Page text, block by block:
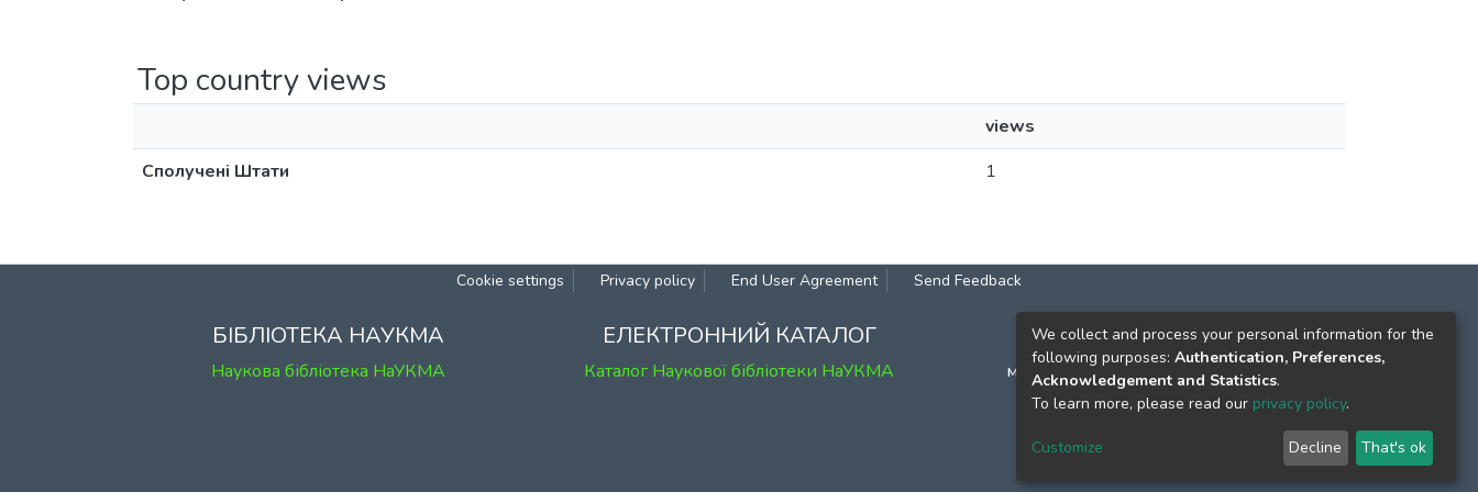
Top country views
views
Сполучені Штати
1
Cookie settings Privacy policy End User Agreement Send Feedback
БІБЛІОТЕКА НАУКМА
Наукова бібліотека НаУКМА
ЕЛЕКТРОННИЙ КАТАЛОГ
Каталог Наукової бібліотеки НаУКМА
КОНТАКТИ
м. Київ, вул. Григорія Сковороди, 2
к. 1, к. 120
We collect and process your personal information for the
following purposes: Authentication, Preferences,
Acknowledgement and Statistics.
To learn more, please read our privacy policy.
Customize Decline That's ok